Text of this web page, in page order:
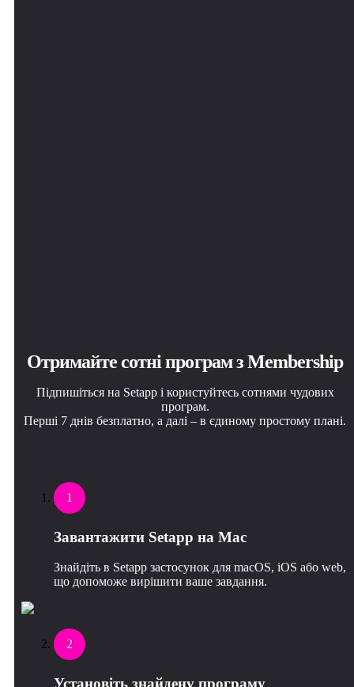
Отримайте сотні програм з Membership
Підпишіться на Setapp і користуйтесь сотнями чудових
програм.
Перші 7 днів безплатно, а далі – в єдиному простому плані.
1
Завантажити Setapp на Mac
Знайдіть в Setapp застосунок для macOS, iOS або web,
що допоможе вирішити ваше завдання.
2
Установіть знайдену програму